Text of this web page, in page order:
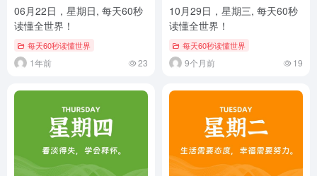
06月22日，星期日, 每天60秒
读懂全世界！
每天60秒读懂世界
1年前 23
10月29日，星期三, 每天60秒
读懂全世界！
每天60秒读懂世界
9个月前 19